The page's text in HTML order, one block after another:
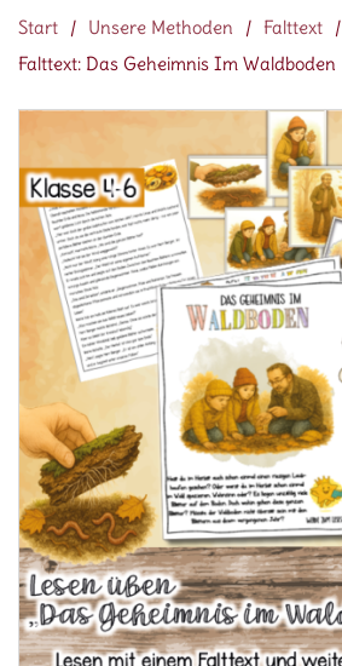
Start / Unsere Methoden / Falttext /
Falttext: Das Geheimnis Im Waldboden